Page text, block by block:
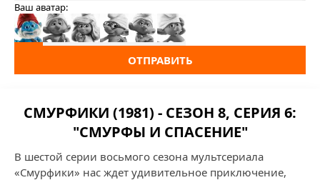
Ваш аватар:
ОТПРАВИТЬ
СМУРФИКИ (1981) - СЕЗОН 8, СЕРИЯ 6:
"СМУРФЫ И СПАСЕНИЕ"
В шестой серии восьмого сезона мультсериала
«Смурфики» нас ждет удивительное приключение,